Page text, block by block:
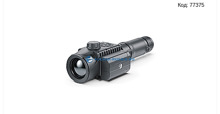
Код: 77375